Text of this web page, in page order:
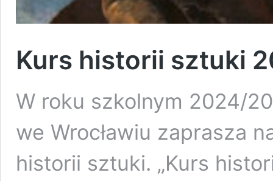
Kurs historii sztuki
W roku szkolnym 2024/
we Wrocławiu zaprasza
historii sztuki. „Kurs